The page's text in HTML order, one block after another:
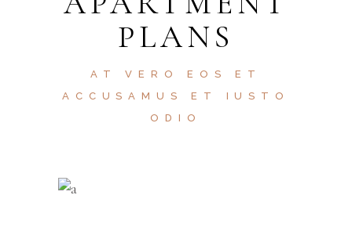
PLANS
AT VERO EOS ET
ACCUSAMUS ET IUSTO
ODIO